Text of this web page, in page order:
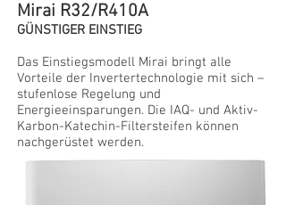
Mirai R32/R410A
GÜNSTIGER EINSTIEG
Das Einstiegsmodell Mirai bringt alle
Vorteile der Invertertechnologie mit sich –
stufenlose Regelung und
Energieeinsparungen. Die IAQ- und Aktiv-
Karbon-Katechin-Filtersteifen können
nachgerüstet werden.